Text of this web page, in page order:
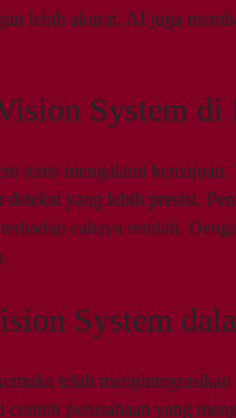
lebih akurat. AI juga
System di
terus mengalami
yang lebih presisi.
cahaya rendah.
System
telah
contoh perusahaan yang